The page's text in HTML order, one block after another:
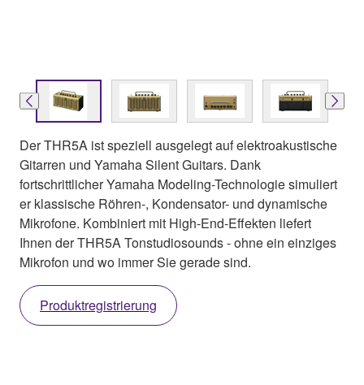
Der THR5A ist speziell ausgelegt auf elektroakustische
Gitarren und Yamaha Silent Guitars. Dank
fortschrittlicher Yamaha Modeling-Technologie simuliert
er klassische Röhren-, Kondensator- und dynamische
Mikrofone. Kombiniert mit High-End-Effekten liefert
Ihnen der THR5A Tonstudiosounds - ohne ein einziges
Mikrofon und wo immer Sie gerade sind.
Produktregistrierung